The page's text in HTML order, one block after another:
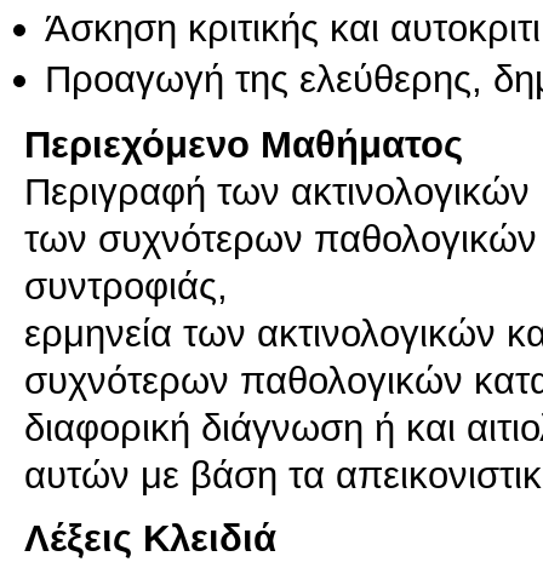
Άσκηση κριτικής και
Προαγωγή της ελεύθερης,
Περιεχόμενο Μαθήματος
Περιγραφή των
των συχνότερων
συντροφιάς,
ερμηνεία των ακτινολογικών
συχνότερων παθολογικών
διαφορική διάγνωση ή και
αυτών με βάση τα
Λέξεις Κλειδιά